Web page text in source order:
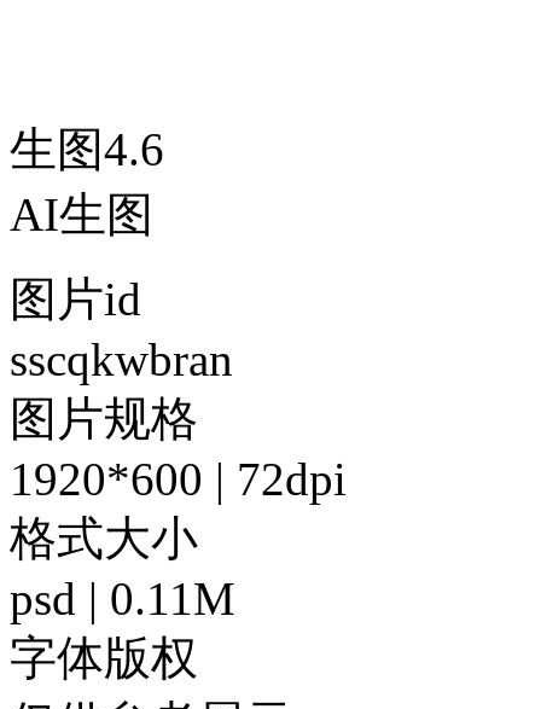
生图4.6
AI生图
图片id
sscqkwbran
图片规格
1920*600 | 72dpi
格式大小
psd | 0.11M
字体版权